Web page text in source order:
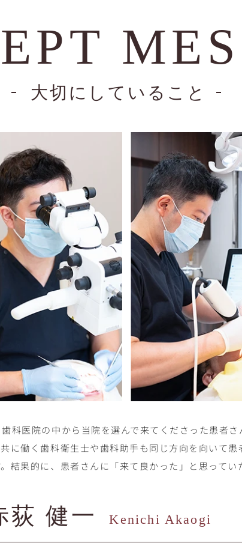
大切にしていること
科医院の中から当院を選んで来てくださった患者
に働く歯科衛生士や歯科助手も同じ方向を向いて
結果的に、患者さんに「来て良かった」と思ってい
荻 健一 Kenichi Akaogi